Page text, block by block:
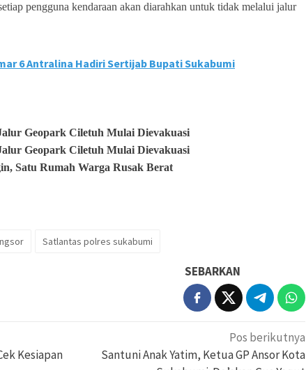
pengguna kendaraan akan diarahkan untuk tidak melalui jalur
6 Antralina Hadiri Sertijab Bupati Sukabumi
Geopark Ciletuh Mulai Dievakuasi
Geopark Ciletuh Mulai Dievakuasi
Satu Rumah Warga Rusak Berat
Satlantas polres sukabumi
SEBARKAN
Kesiapan
Pos berikutnya
Santuni Anak Yatim, Ketua GP Ansor Kota